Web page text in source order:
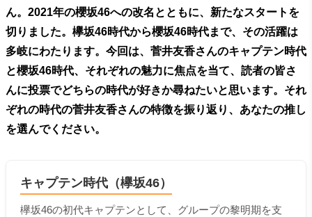
ん。2021年の櫻坂46への改名とともに、新たなスタートを
切りました。欅坂46時代から櫻坂46時代まで、その活躍は
多岐にわたります。今回は、菅井友香さんのキャプテン時代
と櫻坂46時代、それぞれの魅力に焦点を当て、読者の皆さ
んに投票でどちらの時代が好きか尋ねたいと思います。それ
ぞれの時代の菅井友香さんの特徴を振り返り、あなたの推し
を選んでください。
キャプテン時代（欅坂46）
欅坂46の初代キャプテンとして、グループの黎明期を支